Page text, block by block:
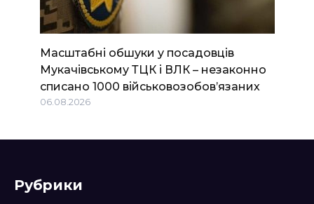
Масштабні обшуки у посадовців
Мукачівському ТЦК і ВЛК – незаконно
списано 1000 військовозобов’язаних
06.08.2026
Рубрики